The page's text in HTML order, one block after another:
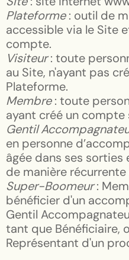
Plateforme: outil de
accessible via le Site
compte.
Visiteur: toute
au Site, n'ayant pas
Plateforme.
Membre: toute
ayant créé un compte
Gentil
en personne
âgée dans ses
de manière
Super-Boomeur:
bénéficier d'un
Gentil
tant que Bénéficiaire,
Représentant d'un